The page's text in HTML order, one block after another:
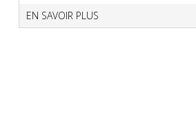
EN SAVOIR PLUS